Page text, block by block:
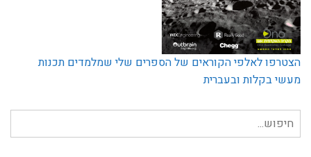
הצטרפו לאלפי הקוראים של הספרים שלי שמלמדים תכנות
מעשי בקלות ובעברית
חיפוש
עבור: